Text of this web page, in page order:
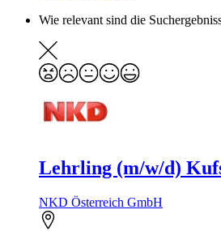
Wie relevant sind die
Lehrling (m/w/d)
NKD Österreich GmbH